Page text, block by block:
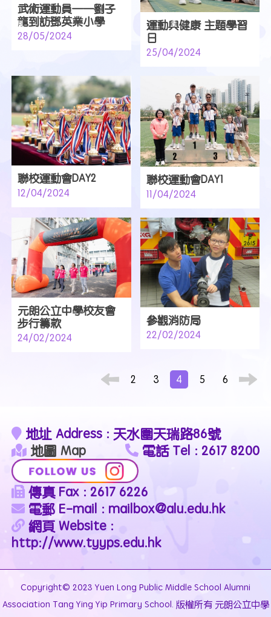
武術運動員——劉子
龍到訪鄧英業小學
28/05/2024
運動與健康 主題學習
日
25/04/2024
聯校運動會DAY2
12/04/2024
聯校運動會DAY1
11/04/2024
元朗公立中學校友會
步行籌款
24/02/2024
參觀消防局
22/02/2024
2 3 4 5 6
地址 Address : 天水圍天瑞路86號
地圖 Map
電話 Tel : 2617 8200
傳真 Fax : 2617 6226
電郵 E-mail : mailbox@alu.edu.hk
網頁 Website :
http://www.tyyps.edu.hk
Copyright© 2023 Yuen Long Public Middle School Alumni
Association Tang Ying Yip Primary School. 版權所有 元朗公立中學